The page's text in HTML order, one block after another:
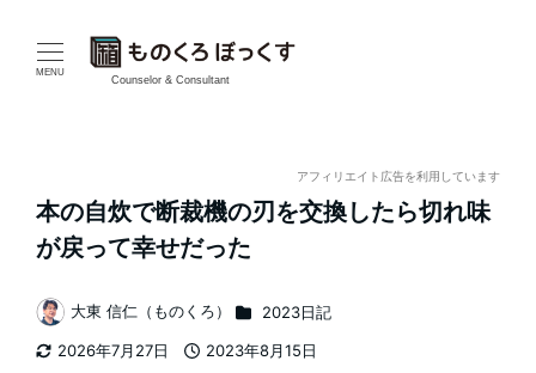
MENU
Counselor & Consultant
アフィリエイト広告を利用しています
本の自炊で断裁機の刃を交換したら切れ味
が戻って幸せだった
2026年7月27日
2023年8月15日
著
者
大東 信仁（ものくろ） カテゴリー
2023日記